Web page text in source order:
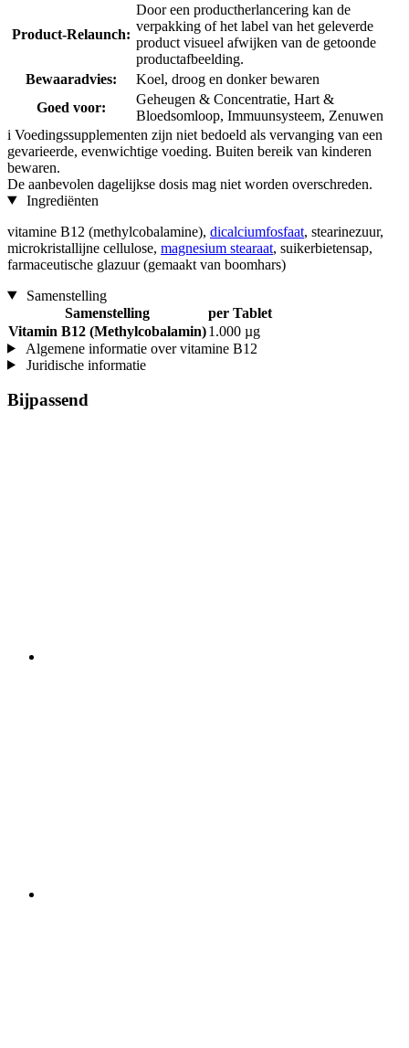
Product-Relaunch:
Door een productherlancering kan de
verpakking of het label van het geleverde
product visueel afwijken van de getoonde
productafbeelding.
Bewaaradvies:
Koel, droog en donker bewaren
Goed voor:
Geheugen & Concentratie, Hart &
Bloedsomloop, Immuunsysteem, Zenuwen
i Voedingssupplementen zijn niet bedoeld als vervanging van een
gevarieerde, evenwichtige voeding. Buiten bereik van kinderen
bewaren.
De aanbevolen dagelijkse dosis mag niet worden overschreden.
Ingrediënten
vitamine B12 (methylcobalamine), dicalciumfosfaat, stearinezuur,
microkristallijne cellulose, magnesium stearaat, suikerbietensap,
farmaceutische glazuur (gemaakt van boomhars)
Samenstelling
Samenstelling
per Tablet
Vitamin B12 (Methylcobalamin)1.000 µg
Algemene informatie over vitamine B12
Juridische informatie
Bijpassend